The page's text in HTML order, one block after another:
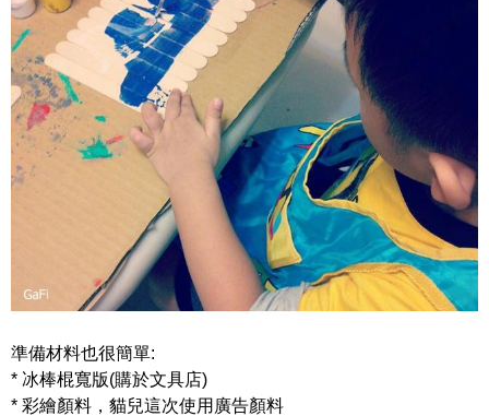
準備材料也很簡單:
* 冰棒棍寬版(購於文具店)
* 彩繪顏料，貓兒這次使用廣告顏料